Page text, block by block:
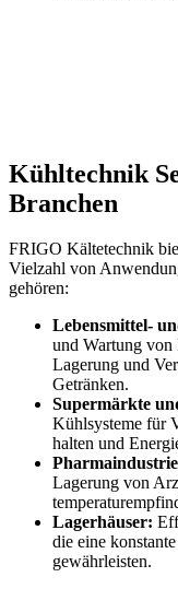
Kühltechnik
Branchen
FRIGO Kältetechnik
Vielzahl von
gehören:
Lebensmittel-
und Wartung
Lagerung und
Getränken.
Supermärkte
Kühlsysteme für
halten und
Lagerung von
Lagerhäuser:
die eine
gewährleisten.